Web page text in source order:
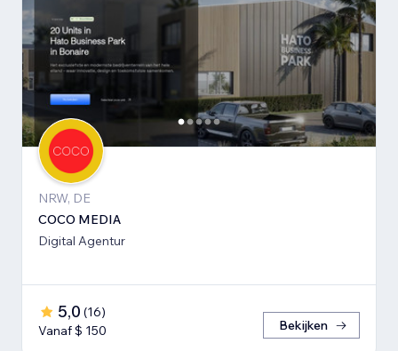
NRW, DE
COCO MEDIA
Digital Agentur
5,0 (16)
Vanaf $ 150
Bekijken